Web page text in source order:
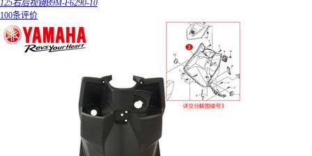
125右后视镜B9M-F6290-10
100条评价